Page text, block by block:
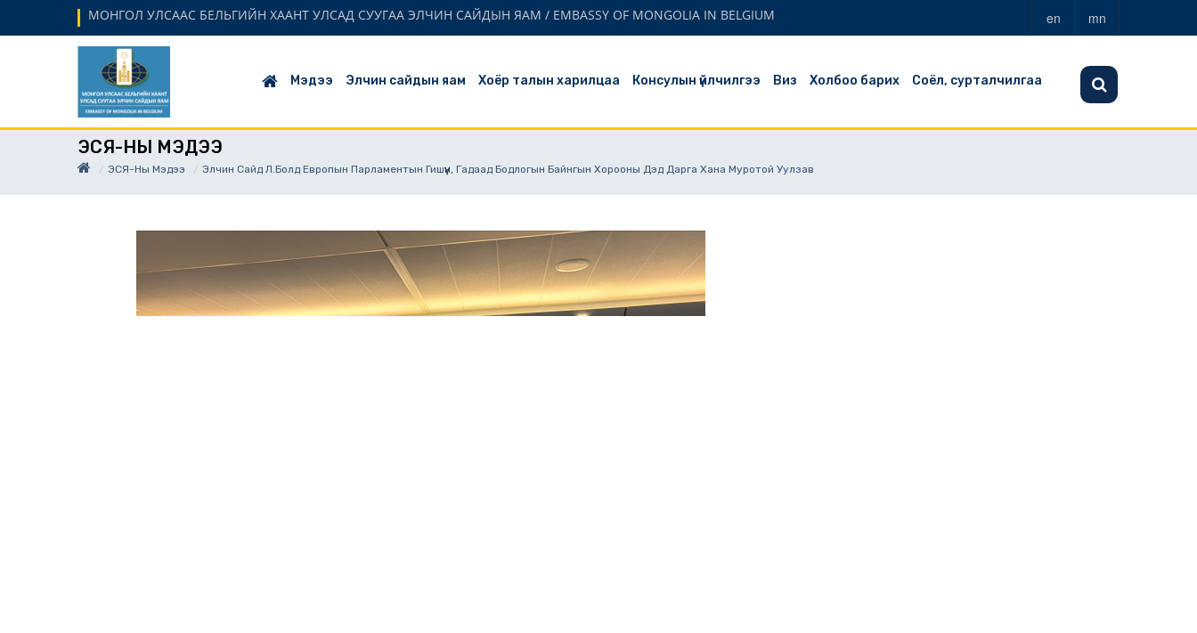
МОНГОЛ УЛСААС БЕЛЬГИЙН ХААНТ УЛСАД СУУГАА ЭЛЧИН САЙДЫН ЯАМ / EMBASSY OF MONGOLIA IN BELGIUM en mn
Мэдээ Элчин сайдын яам Хоёр талын харилцаа Консулын үйлчилгээ Виз Холбоо барих Соёл, сурталчилгаа
ЭСЯ-НЫ МЭДЭЭ
ЭСЯ-Ны Мэдээ Элчин Сайд Л.Болд Европын Парламентын Гишүүн, Гадаад Бодлогын Байнгын Хорооны Дэд Дарга Хана Муротой Уулзав